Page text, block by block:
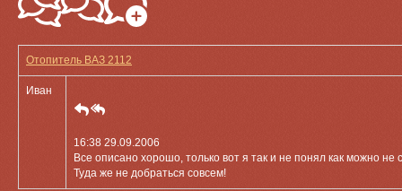
Отопитель ВАЗ 2112
Иван
16:38 29.09.2006
Все описано хорошо, только вот я так и не понял как можно
Туда же не добраться совсем!